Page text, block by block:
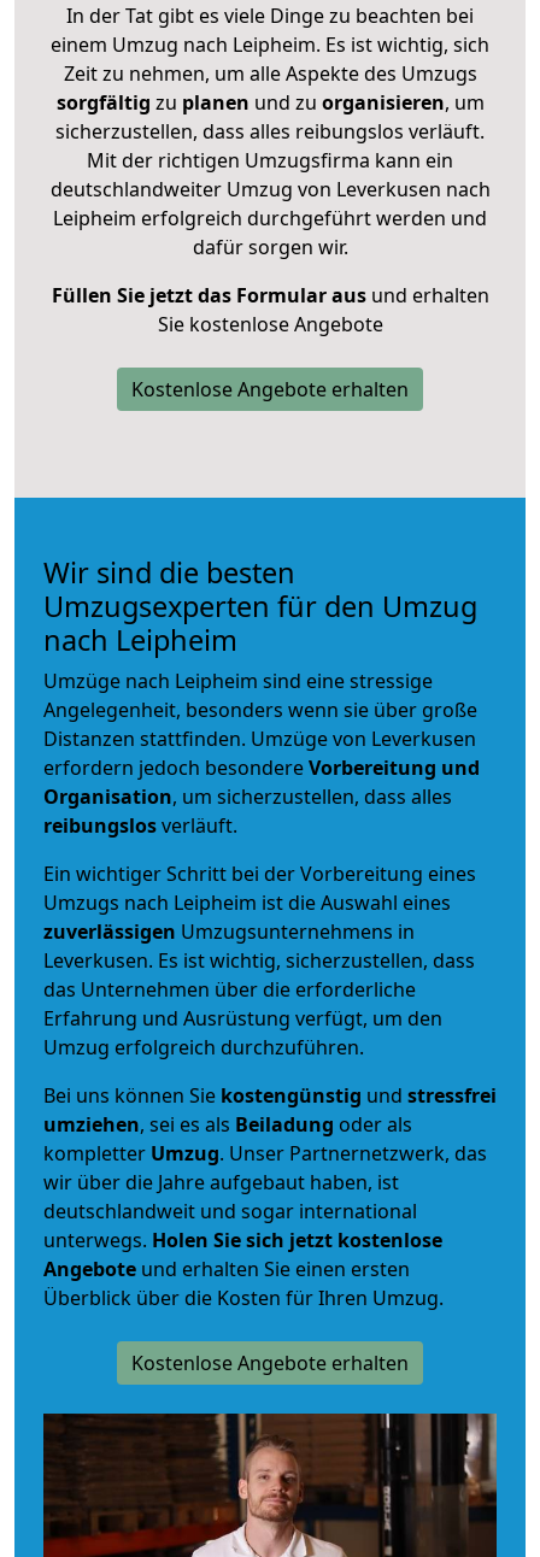
In der Tat gibt es viele Dinge zu beachten bei
einem Umzug nach Leipheim. Es ist wichtig, sich
Zeit zu nehmen, um alle Aspekte des Umzugs
sorgfältig zu planen und zu organisieren, um
sicherzustellen, dass alles reibungslos verläuft.
Mit der richtigen Umzugsfirma kann ein
deutschlandweiter Umzug von Leverkusen nach
Leipheim erfolgreich durchgeführt werden und
dafür sorgen wir.
Füllen Sie jetzt das Formular ausund erhalten
Sie kostenlose Angebote
Kostenlose Angebote erhalten
Wir sind die besten
Umzugsexperten für den Umzug
nach Leipheim
Umzüge nach Leipheim sind eine stressige
Angelegenheit, besonders wenn sie über große
Distanzen stattfinden. Umzüge von Leverkusen
erfordern jedoch besondereVorbereitung und
Organisation, um sicherzustellen, dass alles
reibungslosverläuft.
Ein wichtiger Schritt bei der Vorbereitung eines
Umzugs nach Leipheim ist die Auswahl eines
zuverlässigen Umzugsunternehmens in
Leverkusen. Es ist wichtig, sicherzustellen, dass
das Unternehmen über die erforderliche
Erfahrung und Ausrüstung verfügt, um den
Umzug erfolgreich durchzuführen.
Bei uns können Sie kostengünstig und stressfrei
umziehen, sei es als Beiladung oder als
kompletter Umzug. Unser Partnernetzwerk, das
wir über die Jahre aufgebaut haben, ist
deutschlandweit und sogar international
unterwegs. Holen Sie sich jetzt kostenlose
Angebote und erhalten Sie einen ersten
Überblick über die Kosten für Ihren Umzug.
Kostenlose Angebote erhalten